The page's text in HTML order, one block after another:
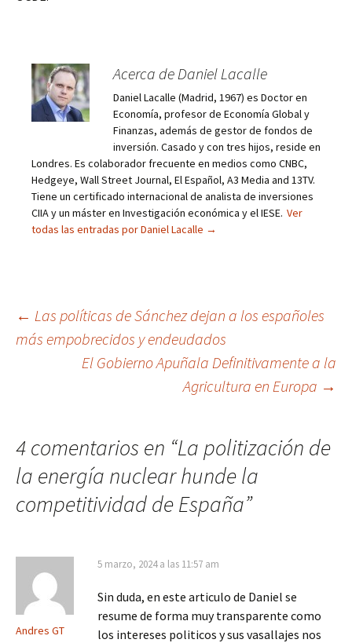
Acerca de Daniel Lacalle
Daniel Lacalle (Madrid, 1967) es Doctor en
Economía, profesor de Economía Global y
Finanzas, además de gestor de fondos de
inversión. Casado y con tres hijos, reside en
Londres. Es colaborador frecuente en medios como CNBC,
Hedgeye, Wall Street Journal, El Español, A3 Media and 13TV.
Tiene un certificado internacional de analista de inversiones
CIIA y un máster en Investigación económica y el IESE. Ver
todas las entradas por Daniel Lacalle →
Navegación
de
← Las políticas de Sánchez dejan a los españoles
más empobrecidos y endeudados
El Gobierno Apuñala Definitivamente a la
Agricultura en Europa →
4 comentarios en “La politización de
la energía nuclear hunde la
competitividad de España”
Andres GT
5 marzo, 2024 a las 11:57 am
Sin duda, en este articulo de Daniel se
resume de forma muy transparente como
los intereses politicos y sus vasallajes nos